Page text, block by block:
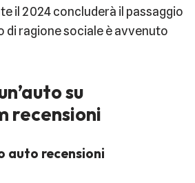
il 2024 concluderà il passaggio
di ragione sociale è avvenuto
su
recensioni
auto recensioni